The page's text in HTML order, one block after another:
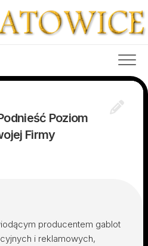
Poziom
Firmy
producentem gablot
i reklamowych,